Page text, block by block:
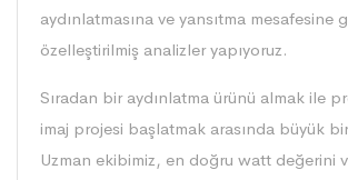
aydınlatmasına ve yansıtma mesafesine
özelleştirilmiş analizler yapıyoruz.
Sıradan bir aydınlatma ürünü almak ile
imaj projesi başlatmak arasında büyük
Uzman ekibimiz, en doğru watt değerini